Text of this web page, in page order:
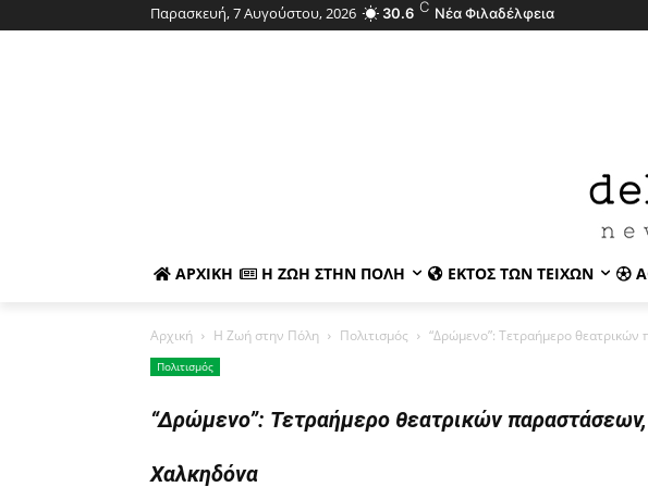
Παρασκευή, 7 Αυγούστου, 2026 30.6 C Νέα Φιλαδέλφεια
ΑΡΧΙΚΉ Η ΖΩΉ ΣΤΗΝ ΠΌΛΗ ΕΚΤΌΣ ΤΩΝ ΤΕΙΧΏΝ
Αρχική Η Ζωή στην Πόλη Πολιτισμός “Δρώμενο”: Τετραήμερο
Πολιτισμός
“Δρώμενο”: Τετραήμερο θεατρικών
Χαλκηδόνα